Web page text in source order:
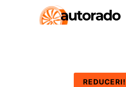
REDUCERI!